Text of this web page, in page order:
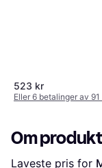
523 kr
Eller 6 betalinger av 91
Om
Laveste pris for